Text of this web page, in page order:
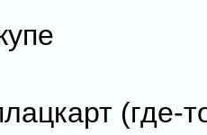
(где-